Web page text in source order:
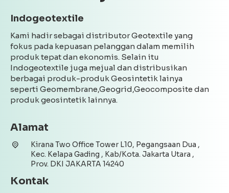
Indogeotextile
Kami hadir sebagai distributor Geotextile yang
fokus pada kepuasan pelanggan dalam memilih
produk tepat dan ekonomis. Selain itu
Indogeotextile juga mejual dan distribusikan
berbagai produk-produk Geosintetik lainya
seperti Geomembrane,Geogrid,Geocomposite dan
produk geosintetik lainnya.
Alamat
Kirana Two Office Tower L10, Pegangsaan Dua ,
Kec. Kelapa Gading , Kab/Kota. Jakarta Utara ,
Prov. DKI JAKARTA 14240
Kontak